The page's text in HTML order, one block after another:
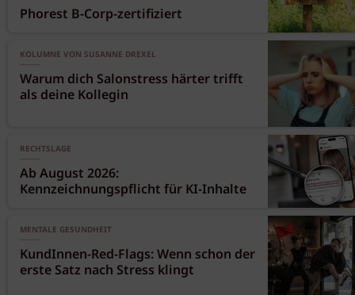
Phorest B-Corp-zertifiziert
KOLUMNE VON SUSANNE DREXEL
Warum dich Salonstress härter trifft
als deine Kollegin
RECHTSLAGE
Ab August 2026:
Kennzeichnungspflicht für KI-Inhalte
MENTALE GESUNDHEIT
KundInnen-Red-Flags: Wenn schon der
erste Satz nach Stress klingt